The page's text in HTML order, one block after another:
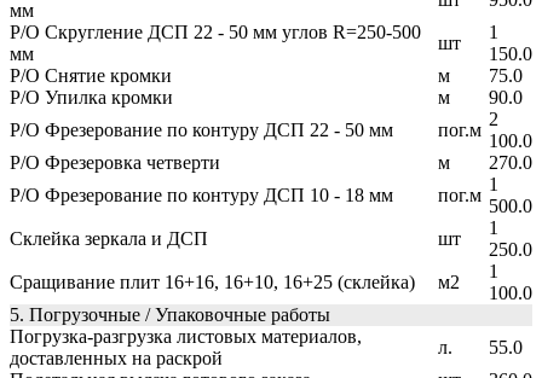
мм
Р/O Скругление ДСП 22 - 50 мм углов R=250-500
мм
шт
1
150.0
Р/O Снятие кромки
м
75.0
Р/O Упилка кромки
м
90.0
Р/O Фрезерование по контуру ДСП 22 - 50 мм
пог.м
2
100.0
Р/O Фрезеровка четверти
м
270.0
Р/О Фрезерование по контуру ДСП 10 - 18 мм
пог.м
1
500.0
Склейка зеркала и ДСП
шт
1
250.0
Сращивание плит 16+16, 16+10, 16+25 (склейка)
м2
1
100.0
5. Погрузочные / Упаковочные работы
Погрузка-разгрузка листовых материалов,
доставленных на раскрой
л.
55.0